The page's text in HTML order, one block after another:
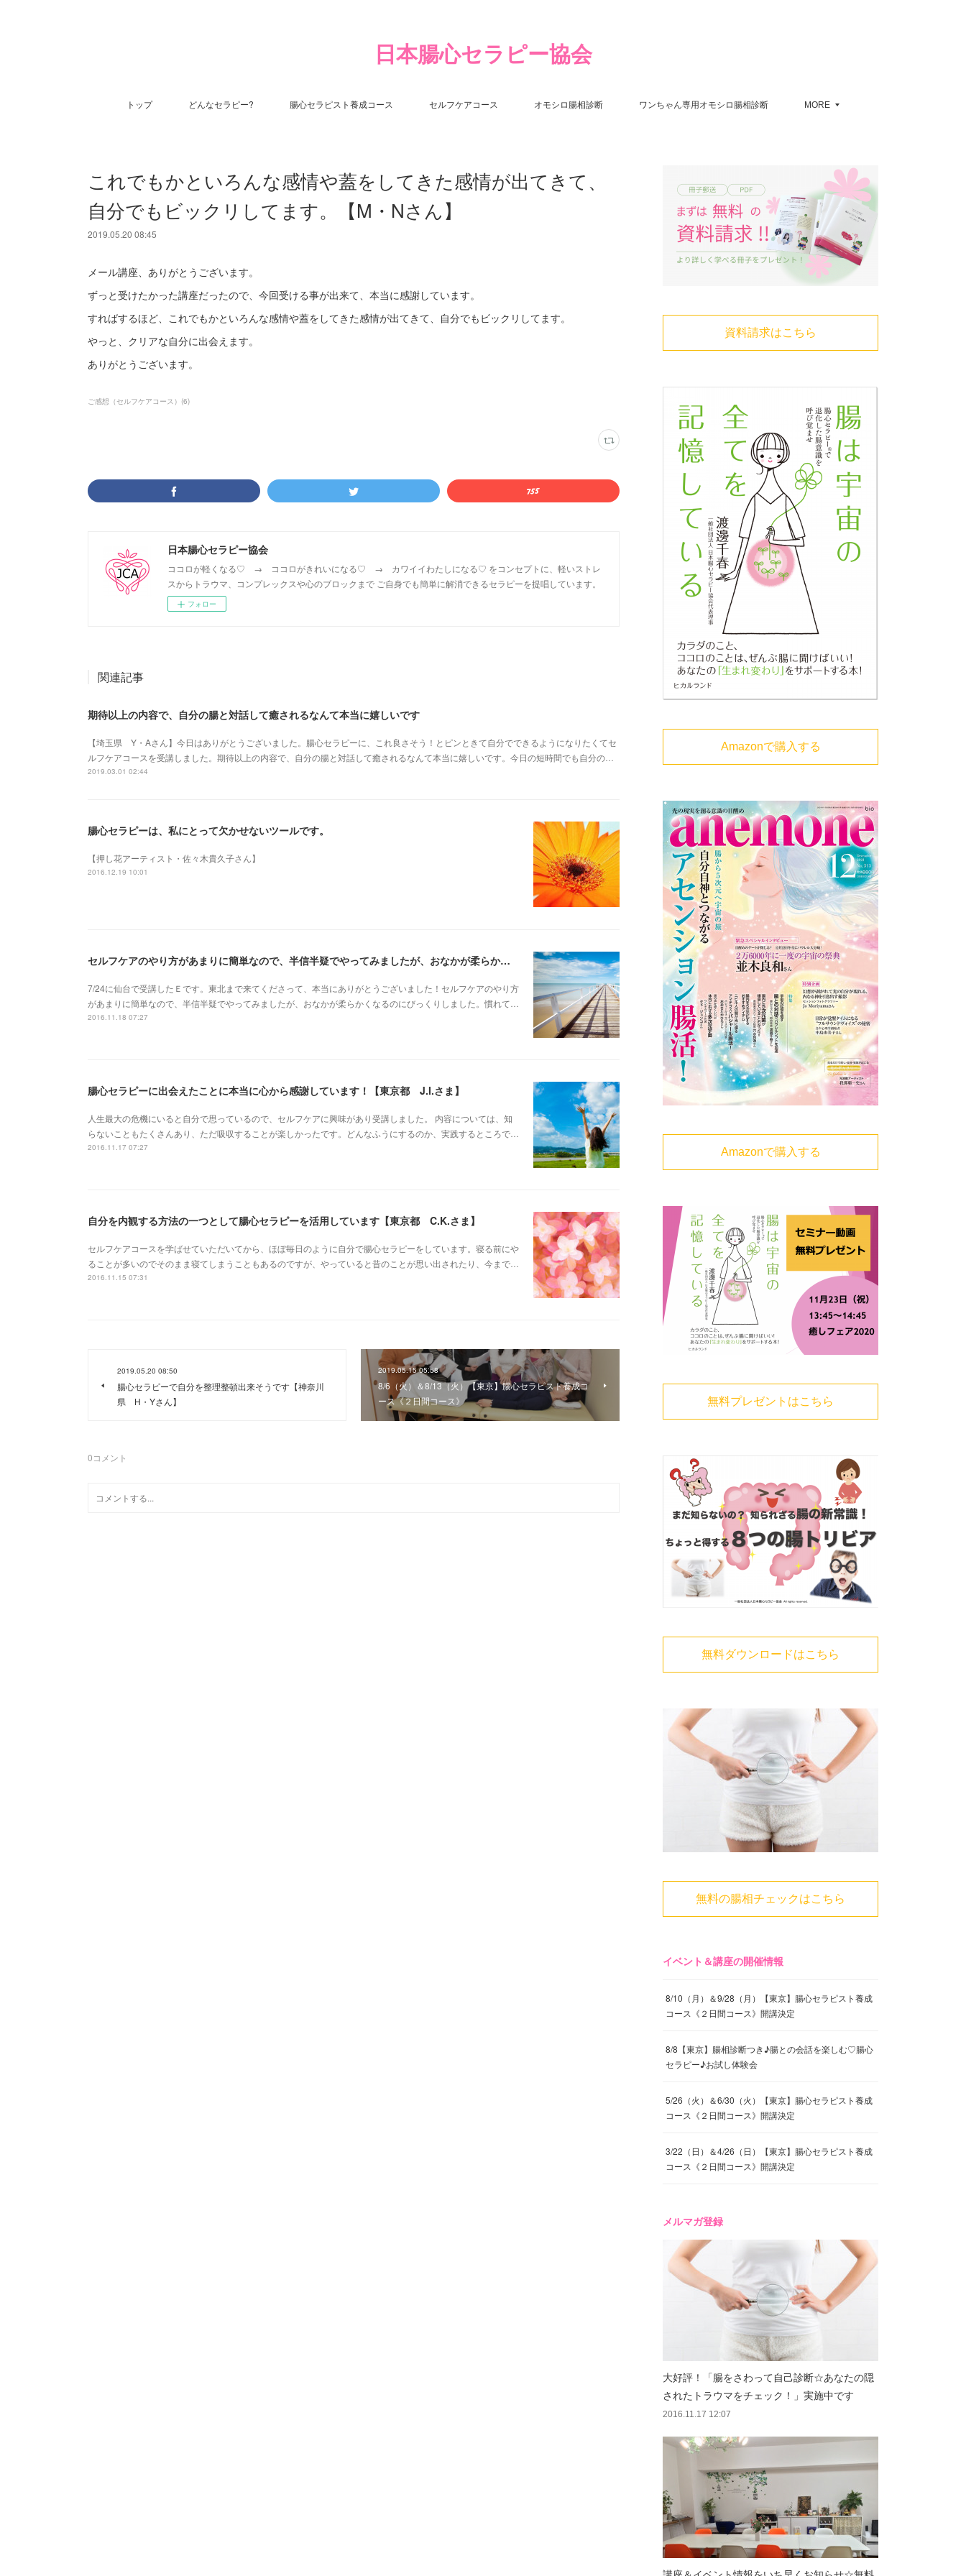
日本腸心セラピー協会
トップ どんなセラピー? 腸心セラピスト養成コース セルフケアコース オモシロ腸相診断 ワンちゃん専用オモシロ腸相診断 MORE
これでもかといろんな感情や蓋をしてきた感情が出てきて、
自分でもビックリしてます。【M・Nさん】
2019.05.20 08:45
メール講座、ありがとうございます。
ずっと受けたかった講座だったので、今回受ける事が出来て、本当に感謝しています。
すればするほど、これでもかといろんな感情や蓋をしてきた感情が出てきて、自分でもビックリしてます。
やっと、クリアな自分に出会えます。
ありがとうございます。
ご感想（セルフケアコース） (6)
日本腸心セラピー協会
ココロが軽くなる♡ → ココロがきれいになる♡ → カワイイわたしになる♡ をコンセプトに、軽いストレ
スからトラウマ、コンプレックスや心のブロックまで ご自身でも簡単に解消できるセラピーを提唱しています。
フォロー
関連記事
期待以上の内容で、自分の腸と対話して癒されるなんて本当に嬉しいです
【埼玉県 Y・Aさん】今日はありがとうございました。腸心セラピーに、これ良さそう！とピンときて自分でできるようになりたくてセ
ルフケアコースを受講しました。期待以上の内容で、自分の腸と対話して癒されるなんて本当に嬉しいです。今日の短時間でも自分の…
2019.03.01 02:44
腸心セラピーは、私にとって欠かせないツールです。
【押し花アーティスト・佐々木貴久子さん】
2016.12.19 10:01
セルフケアのやり方があまりに簡単なので、半信半疑でやってみましたが、おなかが柔らかくなるのにびっくりしました！【宮城県 A.E.さま】
7/24に仙台で受講したＥです。東北まで来てくださって、本当にありがとうございました！セルフケアのやり方
があまりに簡単なので、半信半疑でやってみましたが、おなかが柔らかくなるのにびっくりしました。慣れて…
2016.11.18 07:27
腸心セラピーに出会えたことに本当に心から感謝しています！【東京都 J.I.さま】
人生最大の危機にいると自分で思っているので、セルフケアに興味があり受講しました。 内容については、知
らないこともたくさんあり、ただ吸収することが楽しかったです。どんなふうにするのか、実践するところで…
2016.11.17 07:27
自分を内観する方法の一つとして腸心セラピーを活用しています【東京都 C.K.さま】
セルフケアコースを学ばせていただいてから、ほぼ毎日のように自分で腸心セラピーをしています。寝る前にや
ることが多いのでそのまま寝てしまうこともあるのですが、やっていると昔のことが思い出されたり、今まで…
2016.11.15 07:31
2019.05.20 08:50
腸心セラピーで自分を整理整頓出来そうです【神奈川
県 H・Yさん】
2019.05.15 05:58
8/6（火）＆8/13（火）【東京】腸心セラピスト養成コ
ース《２日間コース》
0コメント
資料請求はこちら
Amazonで購入する
Amazonで購入する
無料プレゼントはこちら
無料ダウンロードはこちら
無料の腸相チェックはこちら
イベント＆講座の開催情報
8/10（月）＆9/28（月）【東京】腸心セラピスト養成
コース《２日間コース》開講決定
8/8【東京】腸相診断つき♪腸との会話を楽しむ♡腸心
セラピー♪お試し体験会
5/26（火）＆6/30（火）【東京】腸心セラピスト養成
コース《２日間コース》開講決定
3/22（日）＆4/26（日）【東京】腸心セラピスト養成
コース《２日間コース》開講決定
メルマガ登録
大好評！「腸をさわって自己診断☆あなたの隠
されたトラウマをチェック！」実施中です
2016.11.17 12:07